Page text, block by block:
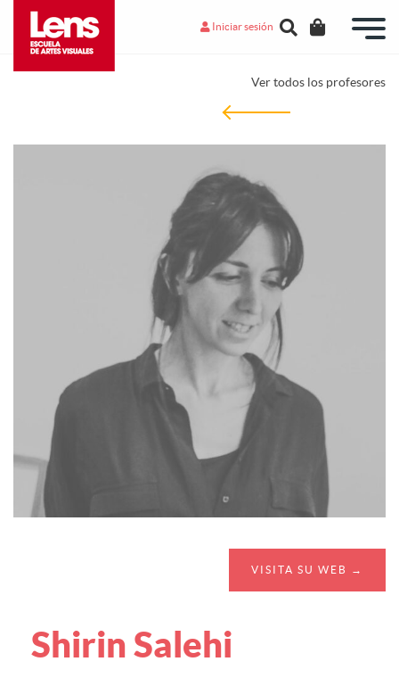
Iniciar sesión
Ver todos los profesores
VISITA SU WEB →
Shirin Salehi